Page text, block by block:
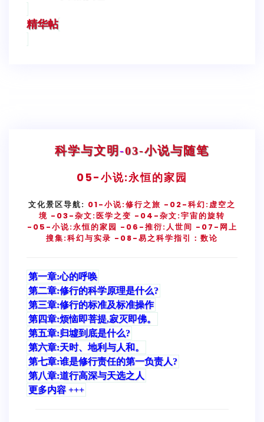
精华帖
科学与文明 -03-小说与随笔
05-小说:永恒的家园
文化景区导航: 01-小说:修行之旅 -02-科幻:虚空之
境 -03-杂文:医学之变 -04-杂文:宇宙的旋转
-05-小说:永恒的家园 -06-推衍:人世间 -07-网上
搜集:科幻与实录 -08-易之科学指引：数论
第一章:心的呼唤
第二章:修行的科学原理是什么?
第三章:修行的标准及标准操作
第四章:烦恼即菩提,寂灭即佛。
第五章:归墟到底是什么?
第六章:天时、地利与人和。
第七章:谁是修行责任的第一负责人?
第八章:道行高深与天选之人
更多内容 +++